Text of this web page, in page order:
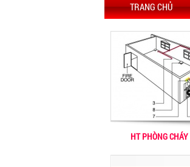
TRANG CHỦ
HT PHÒNG